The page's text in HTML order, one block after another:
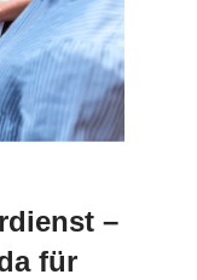
–
für